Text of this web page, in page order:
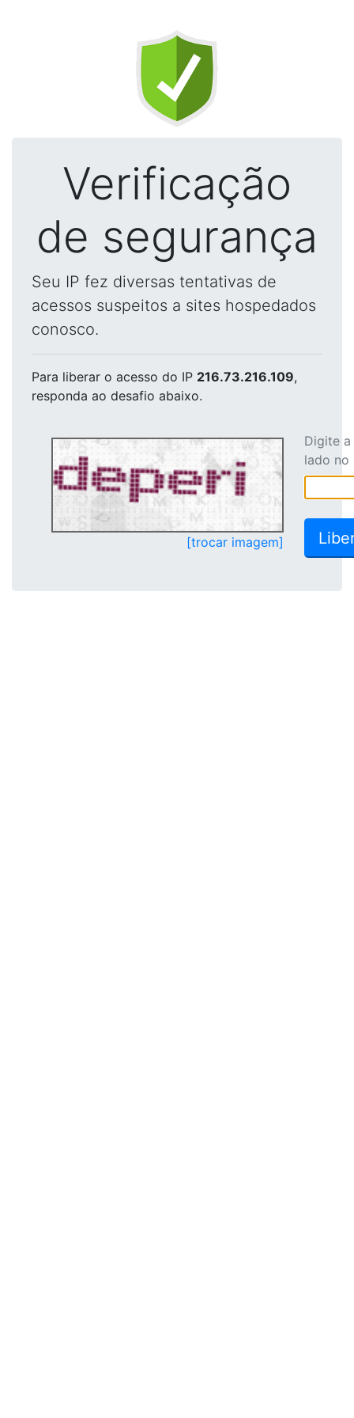
Verificação
de segurança
Seu IP fez diversas tentativas de
acessos suspeitos a sites hospedados
conosco.
Para liberar o acesso do IP 216.73.216.109,
responda ao desafio abaixo.
[trocar imagem]
Digite
lado no